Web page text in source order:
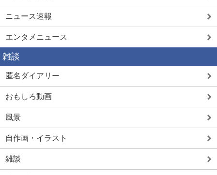
ニュース速報
エンタメニュース
雑談
匿名ダイアリー
おもしろ動画
風景
自作画・イラスト
雑談